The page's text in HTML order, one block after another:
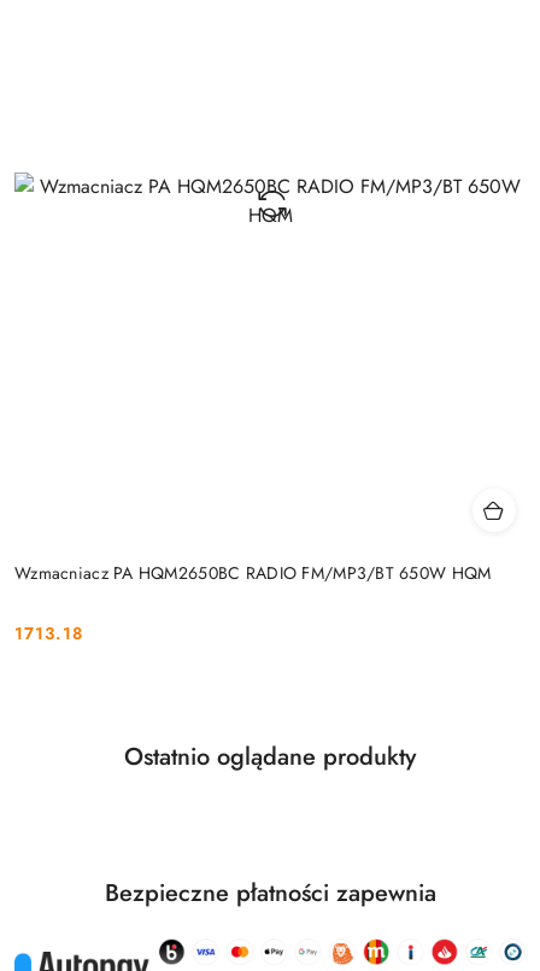
Wzmacniacz PA HQM2650BC RADIO FM/MP3/BT 650W HQM
Cena:
1713.18
Pomiń karuzelę produktów
Produkty
Ostatnio oglądane produkty
Bezpieczne płatności zapewnia